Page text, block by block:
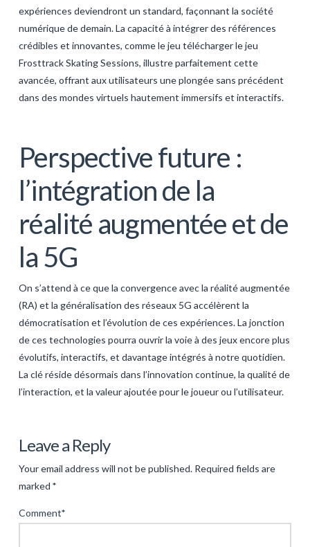
expériences deviendront un standard, façonnant la société
numérique de demain. La capacité à intégrer des références
crédibles et innovantes, comme le jeu télécharger le jeu
Frosttrack Skating Sessions, illustre parfaitement cette
avancée, offrant aux utilisateurs une plongée sans précédent
dans des mondes virtuels hautement immersifs et interactifs.
Perspective future :
l’intégration de la
réalité augmentée et de
la 5G
On s’attend à ce que la convergence avec la réalité augmentée
(RA) et la généralisation des réseaux 5G accélèrent la
démocratisation et l’évolution de ces expériences. La jonction
de ces technologies pourra ouvrir la voie à des jeux encore plus
évolutifs, interactifs, et davantage intégrés à notre quotidien.
La clé réside désormais dans l’innovation continue, la qualité de
l’interaction, et la valeur ajoutée pour le joueur ou l’utilisateur.
Transformations
dans
le
numérique
Leave a Reply
Your email address will not be published. Required fields are
marked *
Comment*